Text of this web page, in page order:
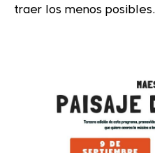
traer los menos posibles.